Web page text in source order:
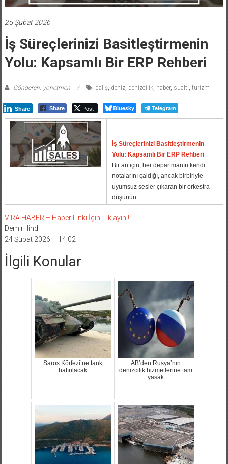
25 Şubat 2026
İş Süreçlerinizi Basitleştirmenin
Yolu: Kapsamlı Bir ERP Rehberi
Gönderen: yonetmen dalış, deniz, denizcilik, haber, sualtı turizm
Share Share Post Bluesky Telegram
İş Süreçlerinizi Basitleştirmenin
Yolu: Kapsamlı Bir ERP Rehberi
Bir an için, her departmanın kendi
notalarını çaldığı, ancak birbiriyle
uyumsuz sesler çıkaran bir orkestra
düşünün.
VIRA HABER – Haber Linki İçin Tıklayın !
DemirHindi
24 Şubat 2026 – 14:02
İlgili Konular
Saros Körfezi’ne tank
batırılacak
AB’den Rusya’nın
denizcilik hizmetlerine tam
yasak